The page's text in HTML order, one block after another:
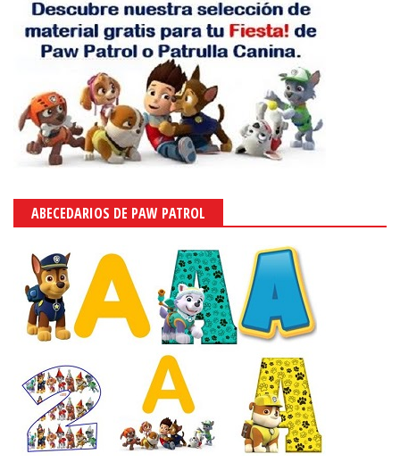
ABECEDARIOS DE PAW PATROL